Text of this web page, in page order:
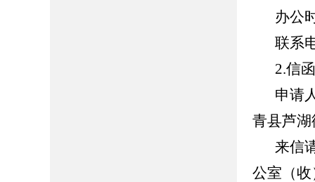
办公
联系
2.信
申请
青县芦
来信
公室（